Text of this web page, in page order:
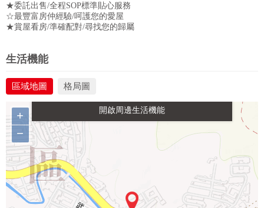
★委託出售/全程SOP標準貼心服務
☆最豐富房仲經驗/呵護您的愛屋
★賞屋看房/準確配對/尋找您的歸屬
生活機能
區域地圖 格局圖
生活購物
+
−